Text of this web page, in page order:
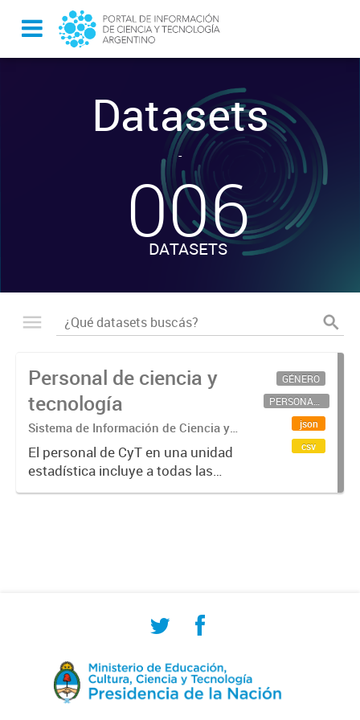
Datasets
-
006
DATASETS
Personal de ciencia y
tecnología
Sistema de Información de Ciencia y
Tecnología Argentino (SICYTAR)
El personal de CyT en una unidad
estadística incluye a todas las
personas involucradas
GÉNERO
PERSONAL CIENTÍFICO-TECNOLÓGICO
json
csv